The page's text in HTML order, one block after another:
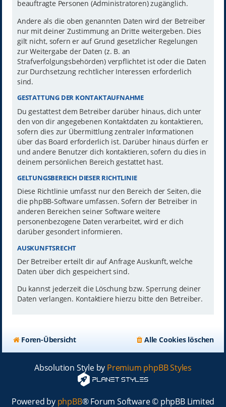
beauftragte Personen (Administratoren) zugänglich.
Andere als die oben genannten Daten wird der Betreiber
nur mit deiner Zustimmung an Dritte weitergeben. Dies
gilt nicht, sofern er auf Grund gesetzlicher Regelungen
zur Weitergabe der Daten (z. B. an
Strafverfolgungsbehörden) verpflichtet ist oder die Daten
zur Durchsetzung rechtlicher Interessen erforderlich
sind.
GESTATTUNG DER KONTAKTAUFNAHME
Du gestattest dem Betreiber darüber hinaus, dich unter
den von dir angegebenen Kontaktdaten zu kontaktieren,
sofern dies zur Übermittlung zentraler Informationen
über das Board erforderlich ist. Darüber hinaus dürfen er
und andere Benutzer dich kontaktieren, sofern du dies in
deinem persönlichen Bereich gestattet hast.
GELTUNGSBEREICH DIESER RICHTLINIE
Diese Richtlinie umfasst nur den Bereich der Seiten, die
die phpBB-Software umfassen. Sofern der Betreiber in
anderen Bereichen seiner Software weitere
personenbezogene Daten verarbeitet, wird er dich
darüber gesondert informieren.
AUSKUNFTSRECHT
Der Betreiber erteilt dir auf Anfrage Auskunft, welche
Daten über dich gespeichert sind.
Du kannst jederzeit die Löschung bzw. Sperrung deiner
Daten verlangen. Kontaktiere hierzu bitte den Betreiber.
Foren-Übersicht Alle Cookies löschen
Absolution Style by Premium phpBB Styles
Powered by phpBB® Forum Software © phpBB Limited